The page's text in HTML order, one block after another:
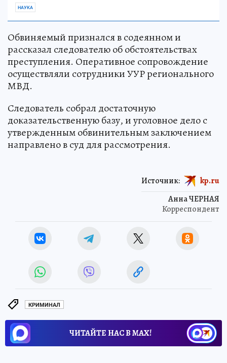
НАУКА
Обвиняемый признался в содеянном и
рассказал следователю об обстоятельствах
преступления. Оперативное сопровождение
осуществляли сотрудники УУР регионального
МВД.
Следователь собрал достаточную
доказательственную базу, и уголовное дело с
утвержденным обвинительным заключением
направлено в суд для рассмотрения.
Анна ЧЕРНАЯ
Корреспондент
Источник: kp.ru
КРИМИНАЛ
ЧИТАЙТЕ НАС В МАХ!